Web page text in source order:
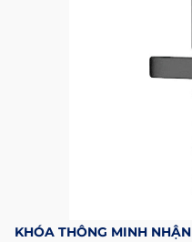
KHÓA THÔNG MINH